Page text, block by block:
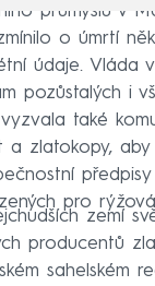
průmyslu v
o úmrtí
údaje. Vláda
pozůstalých i
vyzvala také
a zlatokopy, aby
pro
zemí
producentů
sahelském